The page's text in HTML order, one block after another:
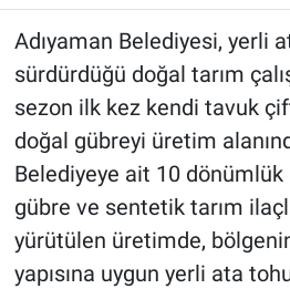
Adıyaman Belediyesi, yerli
sürdürdüğü doğal tarım
sezon ilk kez kendi tavuk
doğal gübreyi üretim
Belediyeye ait 10
gübre ve sentetik tarım
yürütülen üretimde,
yapısına uygun yerli ata
BİLİM VE TEKNOLOJİ
Şambayat Haber